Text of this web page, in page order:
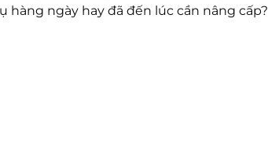
hàng ngày hay đã đến lúc cần nâng cấp?